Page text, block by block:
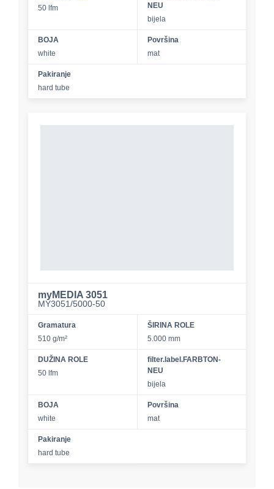
50 lfm
NEU
bijela
BOJA
white
Površina
mat
Pakiranje
hard tube
myMEDIA 3051
MY3051/5000-50
Gramatura
510 g/m²
ŠIRINA ROLE
5.000 mm
DUŽINA ROLE
50 lfm
filter.label.FARBTON-
NEU
bijela
BOJA
white
Površina
mat
Pakiranje
hard tube